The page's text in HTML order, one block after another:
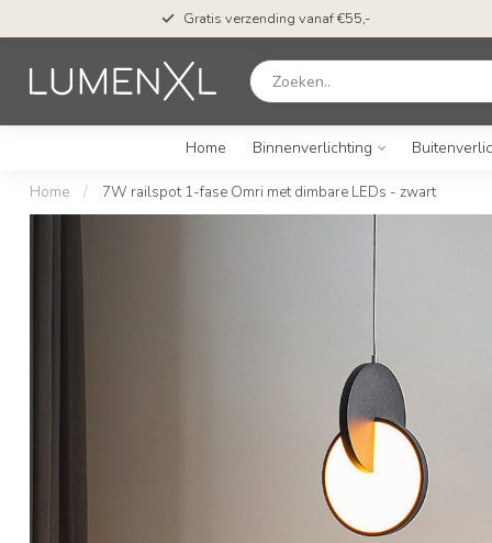
Gratis verzending vanaf €55,-
Home Binnenverlichting
Home / 7W railspot 1-fase Omri met dimbare LEDs - zwart